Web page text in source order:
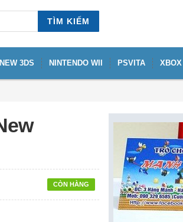
TÌM KIẾM
3DS NINTENDO WII PSVITA
CÒN HÀNG